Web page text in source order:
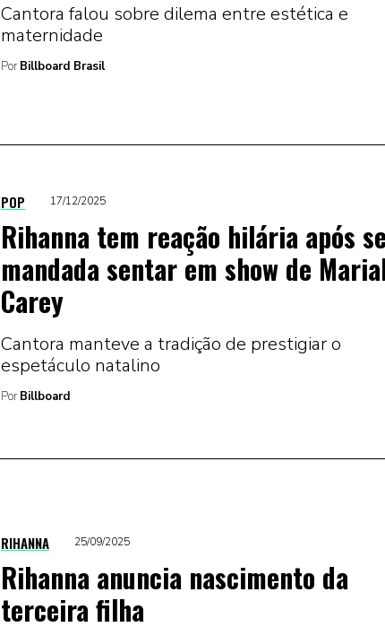
Cantora falou sobre dilema entre estética e
maternidade
Por Billboard Brasil
POP 17/12/2025
Rihanna tem reação hilária após
mandada sentar em show de
Carey
Cantora manteve a tradição de prestigiar o
espetáculo natalino
Por Billboard
RIHANNA 25/09/2025
Rihanna anuncia nascimento da
terceira filha